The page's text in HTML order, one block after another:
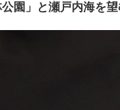
園」と瀬戸内海を